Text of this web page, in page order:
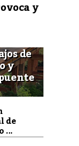
y
de
y
de
...